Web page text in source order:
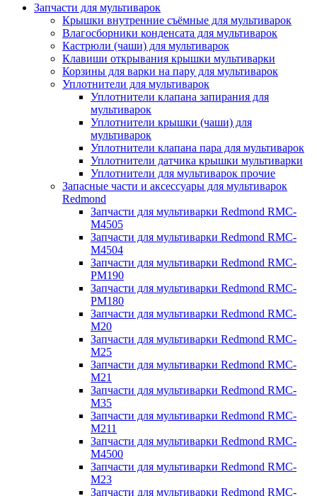
Запчасти для мультиварок
Крышки внутренние съёмные для мультиварок
Влагосборники конденсата для мультиварок
Кастрюли (чаши) для мультиварок
Клавиши открывания крышки мультиварки
Корзины для варки на пару для мультиварок
Уплотнители для мультиварок
Уплотнители клапана запирания для
мультиварок
Уплотнители крышки (чаши) для
мультиварок
Уплотнители клапана пара для мультиварок
Уплотнители датчика крышки мультиварки
Уплотнители для мультиварок прочие
Запасные части и аксессуары для мультиварок
Redmond
Запчасти для мультиварки Redmond RMC-
M4505
Запчасти для мультиварки Redmond RMC-
M4504
Запчасти для мультиварки Redmond RMC-
PM190
Запчасти для мультиварки Redmond RMC-
PM180
Запчасти для мультиварки Redmond RMC-
M20
Запчасти для мультиварки Redmond RMC-
M25
Запчасти для мультиварки Redmond RMC-
M21
Запчасти для мультиварки Redmond RMC-
M35
Запчасти для мультиварки Redmond RMC-
M211
Запчасти для мультиварки Redmond RMC-
M4500
Запчасти для мультиварки Redmond RMC-
M23
Запчасти для мультиварки Redmond RMC-